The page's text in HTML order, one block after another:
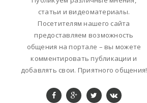
статьи и видеоматериалы.
Посетителям нашего сайта
предоставляем возможность
общения на портале – вы можете
комментировать публикации и
добавлять свои. Приятного общения!